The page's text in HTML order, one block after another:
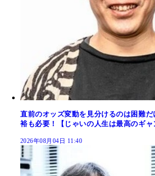
直前のオッズ変動を見分けるのは困難
裕も必要！【じゃいの人生は最高のギャ
2026年08月04日 11:40